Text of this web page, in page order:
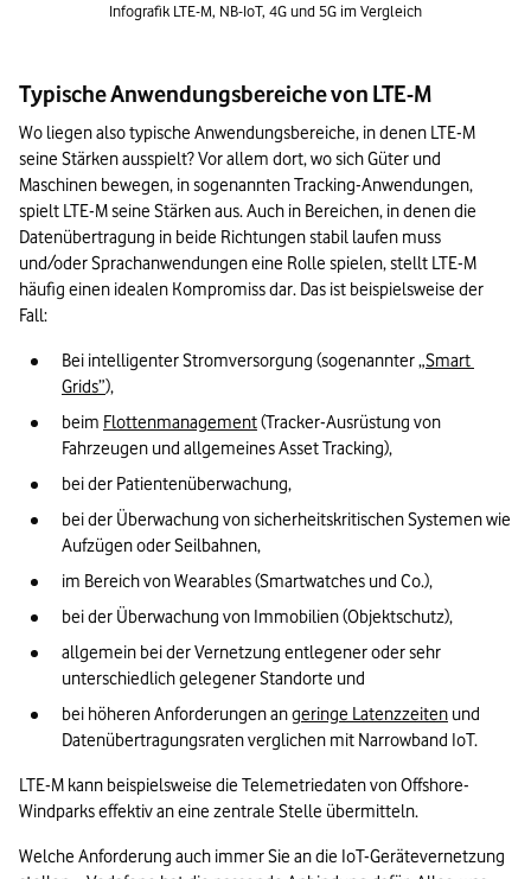
Infografik LTE-M, NB-IoT, 4G und 5G im Vergleich
Typische Anwendungsbereiche von LTE-M
Wo liegen also typische Anwendungsbereiche, in denen LTE-M
seine Stärken ausspielt? Vor allem dort, wo sich Güter und
Maschinen bewegen, in sogenannten Tracking-Anwendungen,
spielt LTE-M seine Stärken aus. Auch in Bereichen, in denen die
Datenübertragung in beide Richtungen stabil laufen muss
und/oder Sprachanwendungen eine Rolle spielen, stellt LTE-M
häufig einen idealen Kompromiss dar. Das ist beispielsweise der
Fall:
Bei intelligenter Stromversorgung (sogenannter „Smart
Grids”),
beim Flottenmanagement (Tracker-Ausrüstung von
Fahrzeugen und allgemeines Asset Tracking),
bei der Patientenüberwachung,
bei der Überwachung von sicherheitskritischen Systemen wie
Aufzügen oder Seilbahnen,
im Bereich von Wearables (Smartwatches und Co.),
bei der Überwachung von Immobilien (Objektschutz),
allgemein bei der Vernetzung entlegener oder sehr
unterschiedlich gelegener Standorte und
bei höheren Anforderungen an geringe Latenzzeiten und
Datenübertragungsraten verglichen mit Narrowband IoT.
LTE-M kann beispielsweise die Telemetriedaten von Offshore-
Windparks effektiv an eine zentrale Stelle übermitteln.
Welche Anforderung auch immer Sie an die IoT-Gerätevernetzung